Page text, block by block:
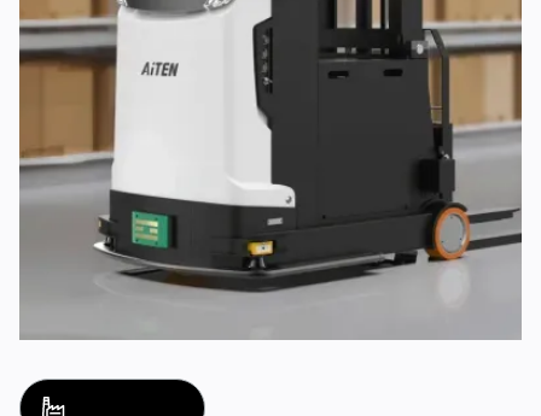
Nom de la solution